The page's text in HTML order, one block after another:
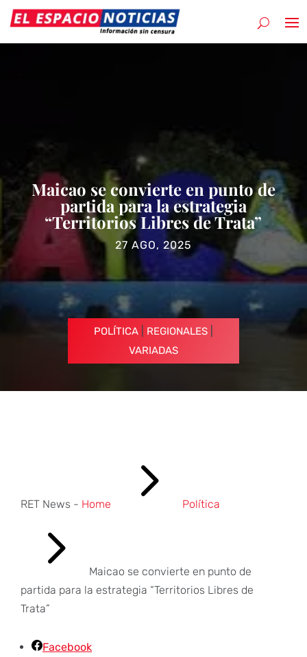
Maicao se convierte en punto de
partida para la estrategia
“Territorios Libres de Trata”
27 AGO, 2025
RET News - Home 5 Política
5
Maicao se convierte en punto de
partida para la estrategia “Territorios Libres de
Trata”
Facebook
POLÍTICA| REGIONALES|
VARIADAS